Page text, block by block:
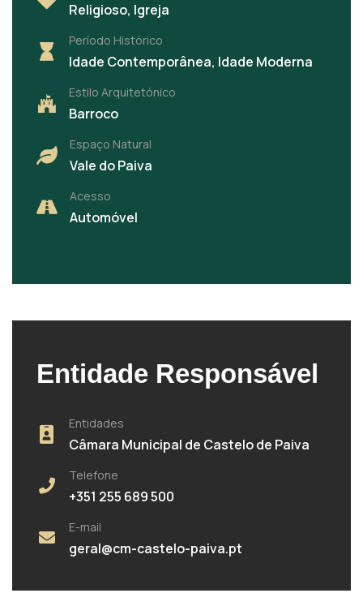
Religioso, Igreja
Período Histórico
Idade Contemporânea, Idade Moderna
Estilo Arquitetónico
Barroco
Espaço Natural
Vale do Paiva
Acesso
Automóvel
Entidade Responsável
Entidades
Câmara Municipal de Castelo de Paiva
Telefone
+351 255 689 500
E-mail
geral@cm-castelo-paiva.pt